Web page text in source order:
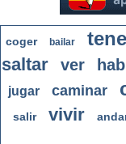
coger bailar
saltar
ver
jugar caminar
salir vivir